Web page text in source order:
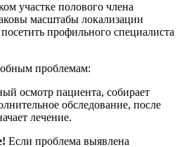
участке полового члена
масштабы локализации
профильного специалиста
проблемам:
осмотр пациента, собирает
обследование, после
лечение.
Если проблема выявлена